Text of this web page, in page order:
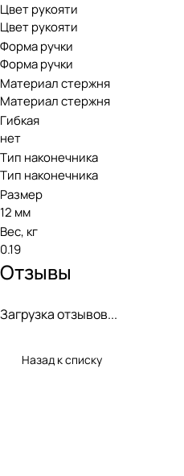
Цвет рукояти
Цвет рукояти
Форма ручки
Форма ручки
Материал стержня
Материал стержня
Гибкая
нет
Тип наконечника
Тип наконечника
Размер
12 мм
Вес, кг
0.19
Отзывы
Загрузка отзывов...
Назад к списку